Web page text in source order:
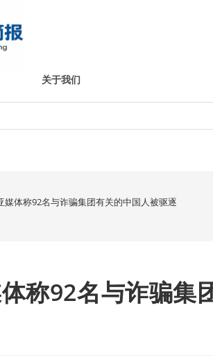
关于我们
媒体称92名与诈骗集团有关的中国人被驱逐
称92名与诈骗集